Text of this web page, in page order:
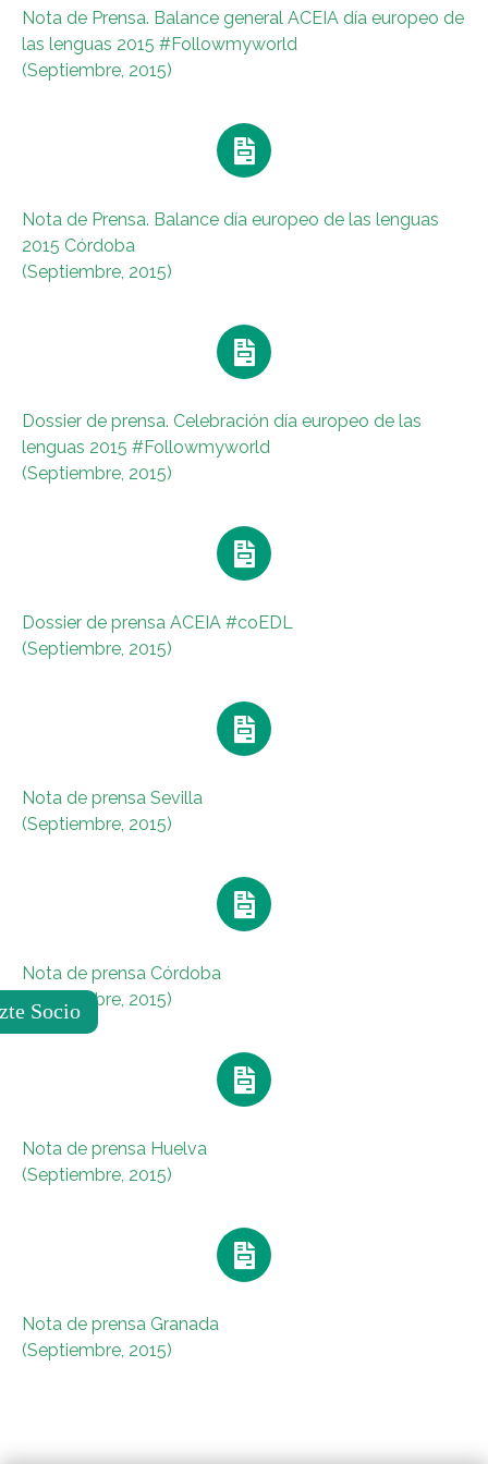
Nota de Prensa. Balance general ACEIA día europeo de
las lenguas 2015 #Followmyworld
(Septiembre, 2015)
Nota de Prensa. Balance día europeo de las lenguas
2015 Córdoba
(Septiembre, 2015)
Dossier de prensa. Celebración día europeo de las
lenguas 2015 #Followmyworld
(Septiembre, 2015)
Dossier de prensa ACEIA #coEDL
(Septiembre, 2015)
Nota de prensa Sevilla
(Septiembre, 2015)
Nota de prensa Córdoba
(Septiembre, 2015)
Nota de prensa Huelva
(Septiembre, 2015)
Nota de prensa Granada
(Septiembre, 2015)
Socio